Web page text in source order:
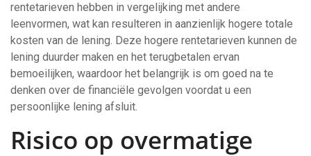
rentetarieven hebben in vergelijking met andere
leenvormen, wat kan resulteren in aanzienlijk hogere totale
kosten van de lening. Deze hogere rentetarieven kunnen de
lening duurder maken en het terugbetalen ervan
bemoeilijken, waardoor het belangrijk is om goed na te
denken over de financiële gevolgen voordat u een
persoonlijke lening afsluit.
Risico op overmatige